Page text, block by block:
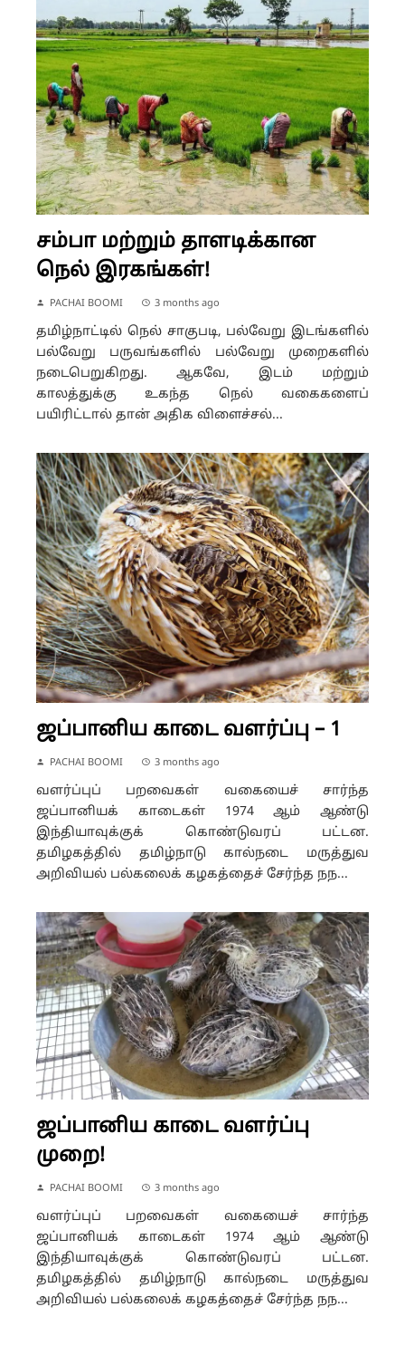
சம்பா மற்றும் தாளடிக்கான
நெல் இரகங்கள்!
PACHAI BOOMI 3 months ago
தமிழ்நாட்டில் நெல் சாகுபடி, பல்வேறு இடங்களில்
பல்வேறு பருவங்களில் பல்வேறு முறைகளில்
நடைபெறுகிறது. ஆகவே, இடம் மற்றும்
காலத்துக்கு உகந்த நெல் வகைகளைப்
பயிரிட்டால் தான் அதிக விளைச்சல்...
ஜப்பானிய காடை வளர்ப்பு – 1
PACHAI BOOMI 3 months ago
வளர்ப்புப் பறவைகள் வகையைச் சார்ந்த
ஜப்பானியக் காடைகள் 1974 ஆம் ஆண்டு
இந்தியாவுக்குக் கொண்டுவரப் பட்டன.
தமிழகத்தில் தமிழ்நாடு கால்நடை மருத்துவ
அறிவியல் பல்கலைக் கழகத்தைச் சேர்ந்த நந...
ஜப்பானிய காடை வளர்ப்பு
முறை!
PACHAI BOOMI 3 months ago
வளர்ப்புப் பறவைகள் வகையைச் சார்ந்த
ஜப்பானியக் காடைகள் 1974 ஆம் ஆண்டு
இந்தியாவுக்குக் கொண்டுவரப் பட்டன.
தமிழகத்தில் தமிழ்நாடு கால்நடை மருத்துவ
அறிவியல் பல்கலைக் கழகத்தைச் சேர்ந்த நந...